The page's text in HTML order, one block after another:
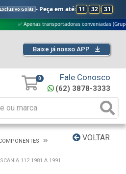
Exclusivo Goiás - Peça em até: 11 : 32 : 30
✅ Apenas transportadoras conveniadas (Grupo G5)
Baixe já nosso APP
0 Fale Conosco
(62) 3878-3333
VOLTAR
112 1981 A 1991